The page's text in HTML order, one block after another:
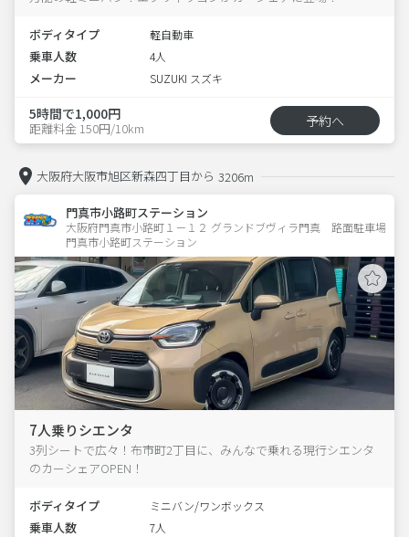
ボディタイプ 軽自動車
乗車人数 4人
メーカー SUZUKI スズキ
5時間で1,000円
距離料金 150円/10km 予約へ
大阪府大阪市旭区新森四丁目から 3206m
門真市小路町ステーション
大阪府門真市小路町１－１２ グランドブヴィラ門真　路面駐車場
門真市小路町ステーション
7人乗りシエンタ
3列シートで広々！布市町2丁目に、みんなで乗れる現行シエンタ
のカーシェアOPEN！
ボディタイプ ミニバン/ワンボックス
乗車人数 7人